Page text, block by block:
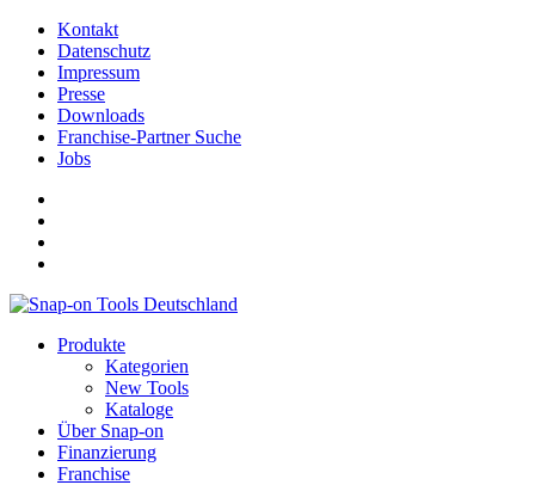
Kontakt
Datenschutz
Impressum
Presse
Downloads
Franchise-Partner Suche
Jobs
Produkte
Kategorien
New Tools
Kataloge
Über Snap-on
Finanzierung
Franchise